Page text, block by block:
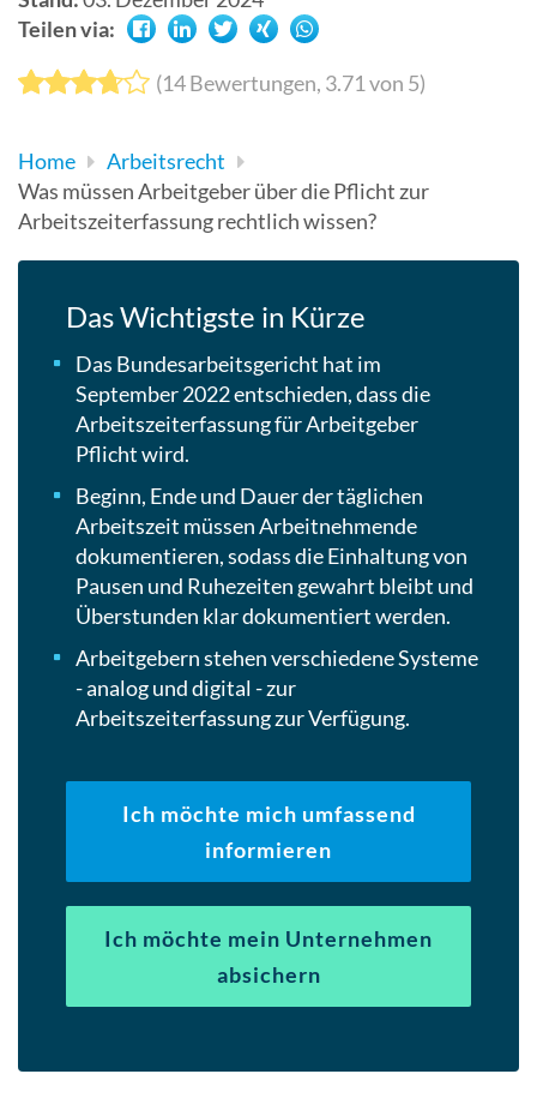
Teilen via:
(14Bewertungen, 3.71von 5)
Home
Arbeitsrecht
Was müssen Arbeitgeber über die Pflicht zur
Arbeitszeiterfassung rechtlich wissen?
Das Wichtigste in Kürze
Das Bundesarbeitsgericht hat im
September 2022 entschieden, dass die
Arbeitszeiterfassung für Arbeitgeber
Pflicht wird.
Beginn, Ende und Dauer der täglichen
Arbeitszeit müssen Arbeitnehmende
dokumentieren, sodass die Einhaltung von
Pausen und Ruhezeiten gewahrt bleibt und
Überstunden klar dokumentiert werden.
Arbeitgebern stehen verschiedene Systeme
- analog und digital - zur
Arbeitszeiterfassung zur Verfügung.
Ich möchte mich umfassend
informieren
Ich möchte mein Unternehmen
absichern